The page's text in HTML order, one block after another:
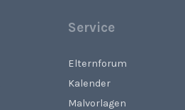
Service
Elternforum
Kalender
Malvorlagen